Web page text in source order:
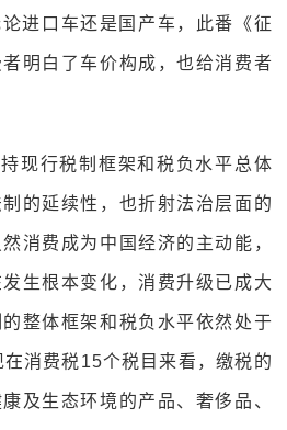
进口车还是国产车，此番《征
明白了车价构成，也给消费者
现行税制框架和税负水平总体
的延续性，也折射法治层面的
消费成为中国经济的主动能，
生根本变化，消费升级已成大
整体框架和税负水平依然处于
消费税15个税目来看，缴税的
及生态环境的产品、奢侈品、